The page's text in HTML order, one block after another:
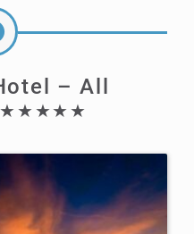
– All
★★★★★